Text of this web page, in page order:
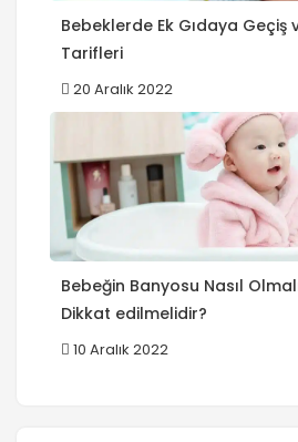
Bebeklerde Ek Gıdaya Geçiş
Tarifleri
20 Aralık 2022
Bebeğin Banyosu Nasıl
Dikkat edilmelidir?
10 Aralık 2022